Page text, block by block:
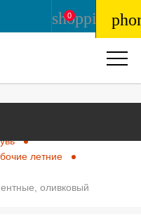
0
летние
оливковый